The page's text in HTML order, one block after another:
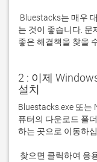
는 것이 좋습니다. 문
좋은 해결책을 찾을
2 : 이제
설치
Bluestacks.exe 또는
퓨터의 다운로드 폴